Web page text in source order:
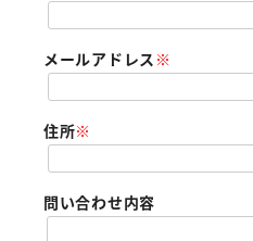
メールアドレス ※
住所※
問い合わせ内容